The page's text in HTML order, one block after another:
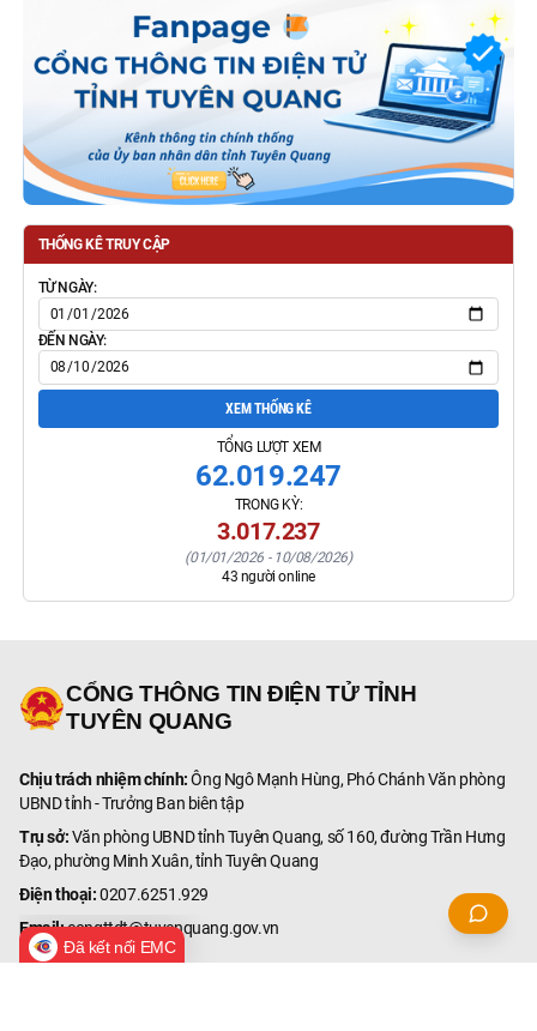
THỐNG KÊ TRUY CẬP
TỪ NGÀY:
ĐẾN NGÀY:
XEM THỐNG KÊ
TỔNG LƯỢT XEM
62.019.247
TRONG KỲ:
3.017.237
(01/01/2026 - 10/08/2026)
43 người online
CỔNG THÔNG TIN ĐIỆN TỬ TỈNH
TUYÊN QUANG
Chịu trách nhiệm chính:Ông Ngô Mạnh Hùng, Phó Chánh Văn phòng
UBND tỉnh - Trưởng Ban biên tập
Trụ sở:Văn phòng UBND tỉnh Tuyên Quang, số 160, đường Trần Hưng
Đạo, phường Minh Xuân, tỉnh Tuyên Quang
Điện thoại:0207.6251.929
Email:congttdt@tuyenquang.gov.vn
Đã kết nối EMC